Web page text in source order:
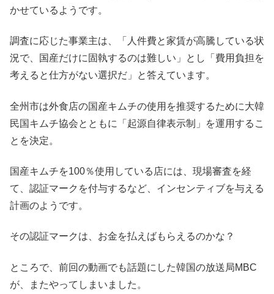
かせているようです。
調査に応じた事業主は、「人件費と家賃が高騰している状
況で、国産だけに固執するのは難しい」とし「費用負担を
考えると仕方がない選択だ」と答えています。
全州市は外食店の国産キムチの使用を推奨するために大韓
民国キムチ協会とともに「起源自律表示制」を運用するこ
とを決定。
国産キムチを100％使用している店には、現場審査を経
て、認証マークを付与するなど、インセンティブを与える
計画のようです。
その認証マークは、お金を払えばもらえるのかな？
ところで、前回の動画でも話題にした韓国の放送局MBC
が、またやってしまいました。